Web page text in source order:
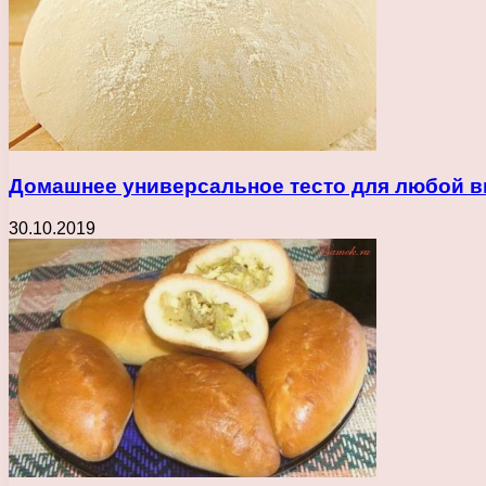
Домашнее универсальное тесто для любой
30.10.2019